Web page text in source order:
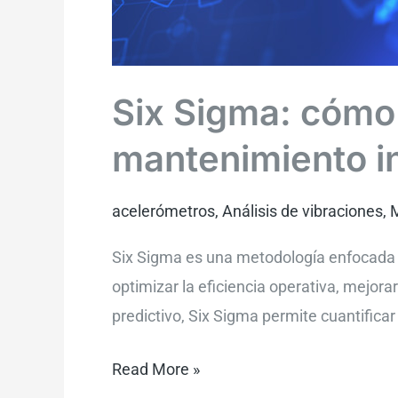
Six Sigma:
mantenimiento
acelerómetros, Análisis de vibraciones,
Six Sigma es una metodología
optimizar la eficiencia operativa,
predictivo, Six Sigma permite
Read More »